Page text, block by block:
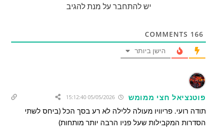
יש להתחבר על מנת להגיב
166
הישן ביותר
פוטנציאל חצי ממומש 05/05/2026 15:12:40
תודה רועי. פריוויו מעולה ללילה לא רע בסך הכל (ביחס לשתי
הסדרות המקבילות שעל פניו הרבה יותר מותחות)